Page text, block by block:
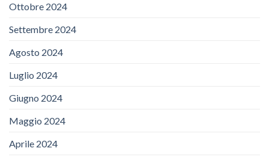
Ottobre 2024
Settembre 2024
Agosto 2024
Luglio 2024
Giugno 2024
Maggio 2024
Aprile 2024